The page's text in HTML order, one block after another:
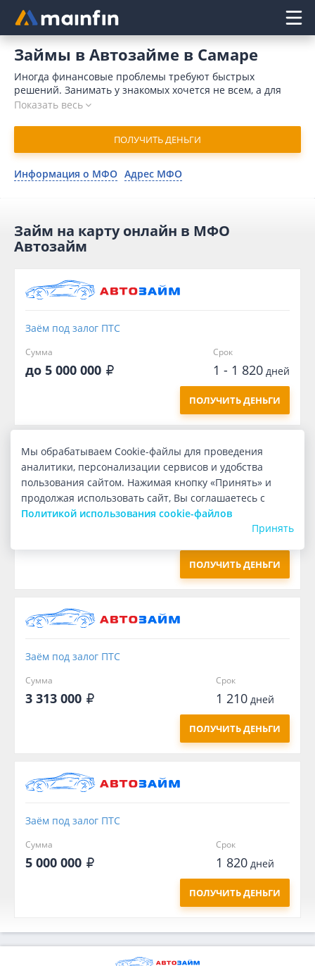
Главное меню
Займы в Автозайме в Самаре
Иногда финансовые проблемы требуют быстрых
решений. Занимать у знакомых хочется не всем, а для
обращения в банк требуется время и значительный
послужить плохая кредитная история. Отличным
выходом является займ в Автозайм онлайн в Самаре. В
2026 году для отправления заявки потребуется немного
времени. Микрофинансовая организация принимает
решение в течение 15 минут и совершает денежный
Показать весь
ПОЛУЧИТЬ ДЕНЬГИ
Информация о МФО Адрес МФО
Займ на карту онлайн в МФО
Автозайм
Заём под залог ПTC
Сумма
до 5 000 000
Срок
1 - 1 820 дней
ПОЛУЧИТЬ ДЕНЬГИ
Сумма Срок
дней
ПОЛУЧИТЬ ДЕНЬГИ
Заём под залог ПTC
Сумма
3 313 000
Срок
1 210дней
ПОЛУЧИТЬ ДЕНЬГИ
Заём под залог ПTC
Сумма
5 000 000
Срок
1 820дней
ПОЛУЧИТЬ ДЕНЬГИ
Мы обрабатываем Cookie-файлы для проведения
аналитики, персонализации сервисов и удобства
пользования сайтом. Нажимая кнопку «Принять» и
продолжая использовать сайт, Вы соглашаетесь с
Политикой использования cookie-файлов
Принять